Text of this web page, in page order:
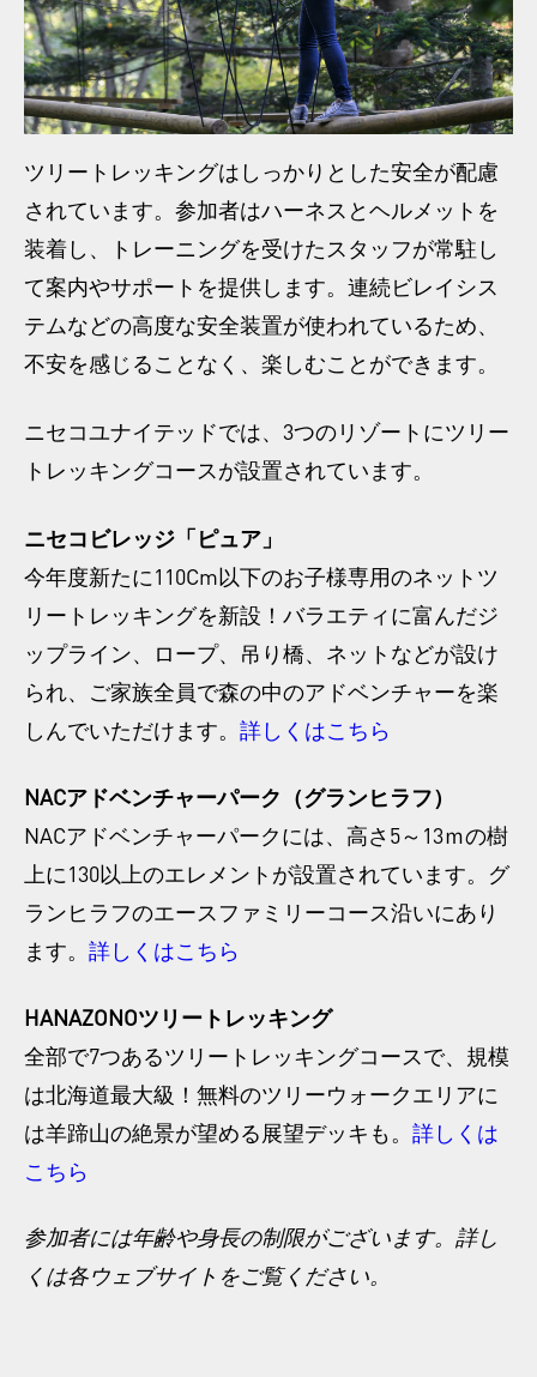
ツリートレッキングはしっかりとした安全が配慮
されています。参加者はハーネスとヘルメットを
装着し、トレーニングを受けたスタッフが常駐し
て案内やサポートを提供します。連続ビレイシス
テムなどの高度な安全装置が使われているため、
不安を感じることなく、楽しむことができます。
ニセコユナイテッドでは、3つのリゾートにツリー
トレッキングコースが設置されています。
ニセコビレッジ「ピュア」
今年度新たに110Cm以下のお子様専用のネットツ
リートレッキングを新設！バラエティに富んだジ
ップライン、ロープ、吊り橋、ネットなどが設け
られ、ご家族全員で森の中のアドベンチャーを楽
しんでいただけます。 詳しくはこちら
NACアドベンチャーパーク（グランヒラフ）
NACアドベンチャーパークには、高さ5～13ｍの樹
上に130以上のエレメントが設置されています。グ
ランヒラフのエースファミリーコース沿いにあり
ます。 詳しくはこちら
HANAZONOツリートレッキング
全部で7つあるツリートレッキングコースで、規模
は北海道最大級！無料のツリーウォークエリアに
は羊蹄山の絶景が望める展望デッキも。 詳しくは
こちら
参加者には年齢や身長の制限がございます。詳し
くは各ウェブサイトをご覧ください。